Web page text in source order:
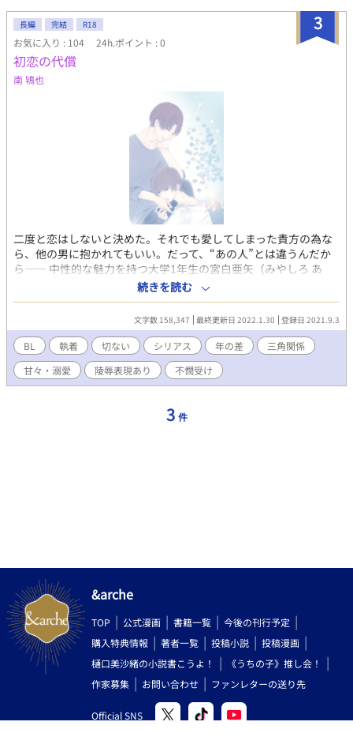
れる悲惨な日々を送っていた。 そんなある日、盲目だろう謎の美
青年――ソンジュ（攻め）――がケグリの経営するカフェへ訪
れ、ユンファはその美青年から謎の多い「取材」を受けることに
なる。 またその内にその美青年は、なんと名家九条ヲク家の子息
にして次期当主の「九条・ヲク・ソンジュ」であることが判明し
たが、そうした高い身分にありながらソンジュは性奴隷のユンフ
ァに「恋人契約」を持ちかけ、二人はその「契約」を結ぶ。 そし
て二人はソンジュの高級マンションへ――ユンファは下等な性奴
隷として虐げられていたところから一変、執事付きの驚くほど豪
華なそこで一週間ソンジュの「契約上の恋人」として過ごすこと
になるが、どうもソンジュは「契約」とは名ばかりに、ユンファ
のことを本当に、狂気的なまでに愛しているようで……。 ユンフ
ァは幾度もソンジュに結婚を迫られ、そしてユンファもソンジュ
の神のような慈愛と、悪魔のような狂愛に翻弄されつつも、その
謎の多い美青年に強く惹かれてゆくが…――。 「僕は、貴方とは
結婚出来ません――。」 【2026年3月より始まった新制度『未管
理著作物裁定制度』における意思表示（念のため）】 非営利・営
利を問わず、当作をふくむ当方全作品においてイラスト・作中内
文章はもちろん、表紙絵やあらすじ等ふくむ作品の一切の無断利
用を禁じます（AI学習等含む）。
3
長編 完結 R18
お気に入り : 104 24h.ポイント : 0
初恋の代償
南 鴇也
二度と恋はしないと決めた。それでも愛してしまった貴方の為な
ら、他の男に抱かれてもいい。だって、“あの人”とは違うんだか
ら―― 中性的な魅力を持つ大学1年生の宮白亜矢（みやしろ あ
や）は、常に不特定の男と寝ていた。しかし、その行為によって
絶頂を迎えることは決してない。何故なら、その男達は調教の道
具に過ぎないからだ。 それは2年前、一ノ瀬グループの社長子
息・一ノ瀬結月（いちのせ ゆづき）との出会いが、すべての始ま
りだった。 孤独に囚われ、愛に執心する一ノ瀬結月。 カラダだけ
の関係と知りながらも、亜矢に恋愛感情を抱く、大学の先輩・沙
雪隆大（さゆき たかひろ）。 そして、閉ざされた過去の元凶であ
る亜矢の初恋の相手、蓮見千尋（はすみ ちひろ）。 どこか似た狂
る。 ［執着溺愛攻め×健気美人受け（総受け） 攻め→攻めの描
恋の代償− からタイトル変更しております
続きを読む
文字数 158,347 最終更新日 2022.1.30 登録日 2021.9.3
BL 執着 切ない シリアス 年の差
三角関係
甘々・溺愛
陵辱表現あり 不憫受け
3 件
&arche
TOP 公式漫画 書籍一覧
今後の刊行予定
購入特典情報
著者一覧 投稿小説
投稿漫画
樋口美沙緒の小説書こうよ！
《うちの子》推し会！
作家募集
お問い合わせ ファンレターの送り先
Official SNS